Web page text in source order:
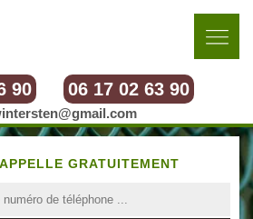
90 06 17 02 63 90
GRATUITEMENT